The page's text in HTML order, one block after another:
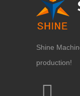
Shine
production!